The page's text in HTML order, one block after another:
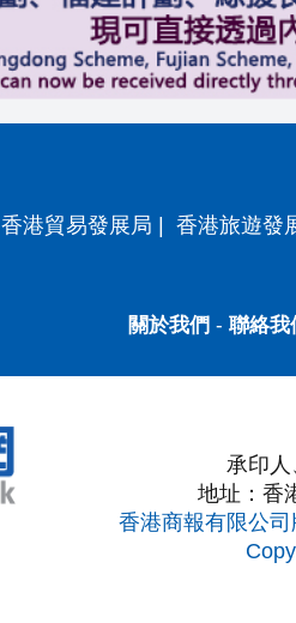
香港貿易發展局 香港旅遊發
關於我們 - 聯絡我
承印
地址：香
香港商報有限公司